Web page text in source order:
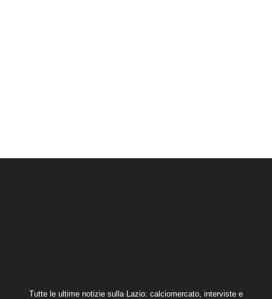
Tutte le ultime notizie sulla Lazio: calciomercato, interviste e